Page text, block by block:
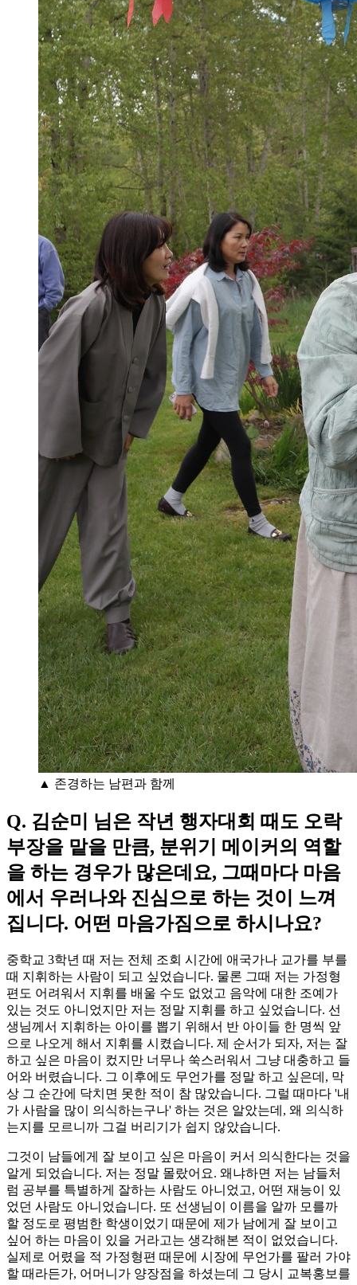
▲ 존경하는 남편과 함께
Q. 김순미 님은 작년 행자대회 때도 오락
부장을 맡을 만큼, 분위기 메이커의 역할
을 하는 경우가 많은데요, 그때마다 마음
에서 우러나와 진심으로 하는 것이 느껴
집니다. 어떤 마음가짐으로 하시나요?
중학교 3학년 때 저는 전체 조회 시간에 애국가나 교가를 부를
때 지휘하는 사람이 되고 싶었습니다. 물론 그때 저는 가정형
편도 어려워서 지휘를 배울 수도 없었고 음악에 대한 조예가
있는 것도 아니었지만 저는 정말 지휘를 하고 싶었습니다. 선
생님께서 지휘하는 아이를 뽑기 위해서 반 아이들 한 명씩 앞
으로 나오게 해서 지휘를 시켰습니다. 제 순서가 되자, 저는 잘
하고 싶은 마음이 컸지만 너무나 쑥스러워서 그냥 대충하고 들
어와 버렸습니다. 그 이후에도 무언가를 정말 하고 싶은데, 막
상 그 순간에 닥치면 못한 적이 참 많았습니다. 그럴 때마다 '내
가 사람을 많이 의식하는구나' 하는 것은 알았는데, 왜 의식하
는지를 모르니까 그걸 버리기가 쉽지 않았습니다.
그것이 남들에게 잘 보이고 싶은 마음이 커서 의식한다는 것을
알게 되었습니다. 저는 정말 몰랐어요. 왜냐하면 저는 남들처
럼 공부를 특별하게 잘하는 사람도 아니었고, 어떤 재능이 있
었던 사람도 아니었습니다. 또 선생님이 이름을 알까 모를까
할 정도로 평범한 학생이었기 때문에 제가 남에게 잘 보이고
싶어 하는 마음이 있을 거라고는 생각해본 적이 없었습니다.
실제로 어렸을 적 가정형편 때문에 시장에 무언가를 팔러 가야
할 때라든가, 어머니가 양장점을 하셨는데 그 당시 교복홍보를